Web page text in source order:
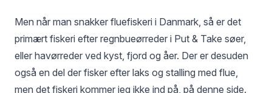
Men når man snakker fluefiskeri i Danmark, så er det
primært fiskeri efter regnbueørreder i Put & Take søer,
eller havørreder ved kyst, fjord og åer. Der er desuden
også en del der fisker efter laks og stalling med flue,
men det fiskeri kommer jeg ikke ind på, på denne side.